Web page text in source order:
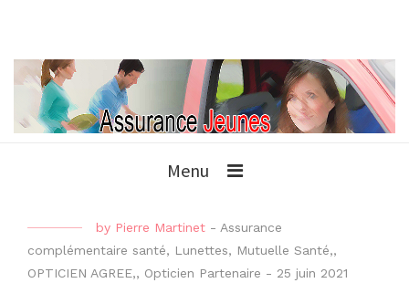
Menu
by Pierre Martinet - Assurance
complémentaire santé, Lunettes, Mutuelle Santé,,
OPTICIEN AGREE,, Opticien Partenaire - 25 juin 2021